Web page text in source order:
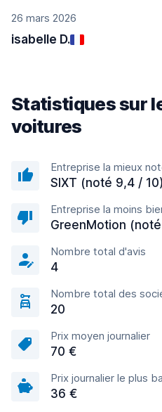
26 mars 2026
isabelle D.
Statistiques sur
voitures
Entreprise la mieux
SIXT (noté 9,4 / 10)
Entreprise la moins
GreenMotion (noté
Nombre total d'avis
4
Nombre total des
20
Prix moyen journalier
70 €
Prix journalier le plus
36 €